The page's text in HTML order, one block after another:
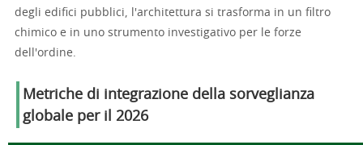
degli edifici pubblici, l'architettura si trasforma in un filtro
chimico e in uno strumento investigativo per le forze
dell'ordine.
Metriche di integrazione della sorveglianza
globale per il 2026